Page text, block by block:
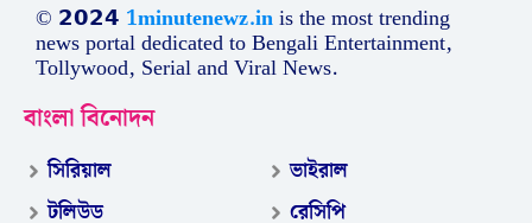
© 𝟮𝟬𝟮𝟰 1minutenewz.inis the most trending
news portal dedicated to Bengali Entertainment,
Tollywood, Serial and Viral News.
বাংলা বিনোদন
সিরিয়াল
টলিউড
ভাইরাল
রেসিপি